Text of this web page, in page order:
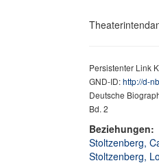
Persistenter Link
GND-ID:http://d-
Deutsche
Bd. 2
Beziehungen:
Stoltzenberg,
Stoltzenberg,